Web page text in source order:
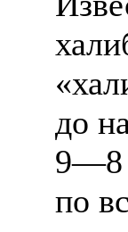
до
9—8
по